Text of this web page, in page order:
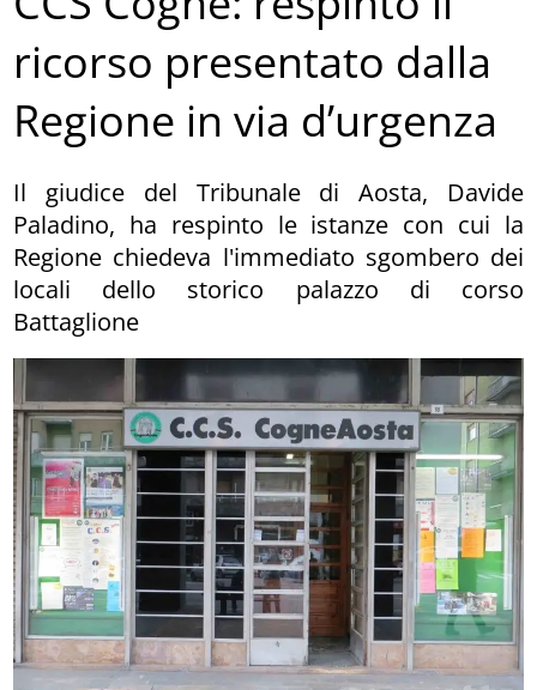
ricorso presentato dalla
Regione in via d’urgenza
Il giudice del Tribunale di Aosta, Davide
Paladino, ha respinto le istanze con cui la
Regione chiedeva l'immediato sgombero dei
locali dello storico palazzo di corso
Battaglione